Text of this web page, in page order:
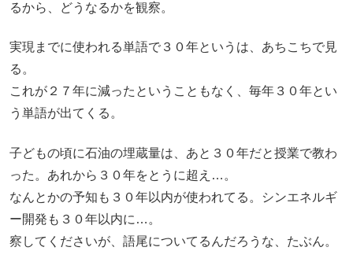
るから、どうなるかを観察。
実現までに使われる単語で３０年というは、あちこちで見
る。
これが２７年に減ったということもなく、毎年３０年とい
う単語が出てくる。
子どもの頃に石油の埋蔵量は、あと３０年だと授業で教わ
った。あれから３０年をとうに超え…。
なんとかの予知も３０年以内が使われてる。シンエネルギ
ー開発も３０年以内に…。
察してくださいが、語尾についてるんだろうな、たぶん。